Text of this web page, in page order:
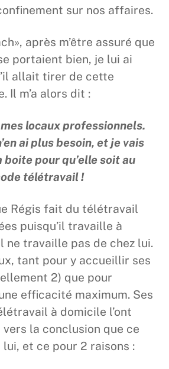
sur nos affaires.
après m’être assuré que
portaient bien, je lui ai
allait tirer de cette
Il m’a alors dit :
locaux professionnels.
ai plus besoin, et je vais
pour qu’elle soit au
télétravail !
Régis fait du télétravail
puisqu’il travaille à
ne travaille pas de chez lui.
tant pour y accueillir ses
2) que pour
efficacité maximum. Ses
à domicile l’ont
la conclusion que ce
lui, et ce pour 2 raisons :